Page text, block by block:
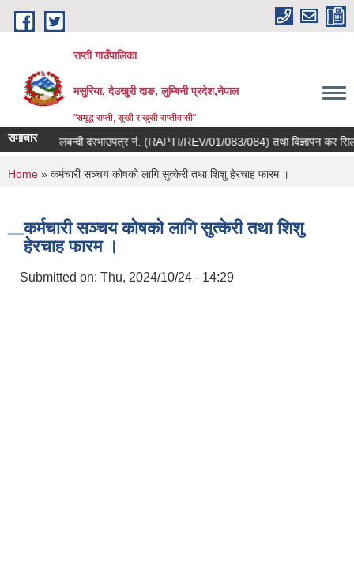
Skip to main content
राप्ती गाउँपालिका
मसुरिया, देउखुरी दाङ, लुम्बिनी प्रदेश,नेपाल
"समृद्ध राप्ती, सुखी र खुसी राप्तीवासी"
समाचारकर सिलबन्दी दरभाउपत्र नं. (RAPTI/REV/01/083/084) तथा विज्ञापन कर
You are here
Home » कर्मचारी सञ्चय कोषको लागि सुत्केरी तथा शिशु हेरचाह फारम ।
कर्मचारी सञ्चय कोषको लागि सुत्केरी तथा शिशु
हेरचाह फारम ।
Submitted on: Thu, 2024/10/24 - 14:29